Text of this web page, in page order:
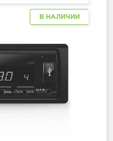
В НАЛИЧИИ